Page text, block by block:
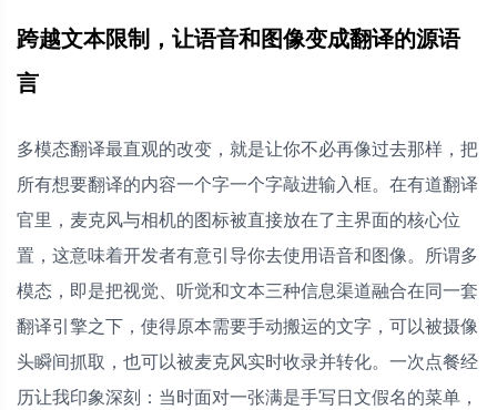
跨越文本限制，让语音和图像变成翻译的源语
言
多模态翻译最直观的改变，就是让你不必再像过去那样，把
所有想要翻译的内容一个字一个字敲进输入框。在有道翻译
官里，麦克风与相机的图标被直接放在了主界面的核心位
置，这意味着开发者有意引导你去使用语音和图像。所谓多
模态，即是把视觉、听觉和文本三种信息渠道融合在同一套
翻译引擎之下，使得原本需要手动搬运的文字，可以被摄像
头瞬间抓取，也可以被麦克风实时收录并转化。一次点餐经
历让我印象深刻：当时面对一张满是手写日文假名的菜单，